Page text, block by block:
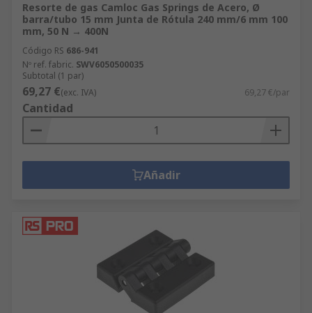
Resorte de gas Camloc Gas Springs de Acero, Ø
barra/tubo 15 mm Junta de Rótula 240 mm/6 mm 100
mm, 50 N → 400N
Código RS 686-941
Nº ref. fabric. SWV6050500035
Subtotal (1 par)
69,27 €(exc. IVA) 69,27 €/par
Cantidad
Añadir